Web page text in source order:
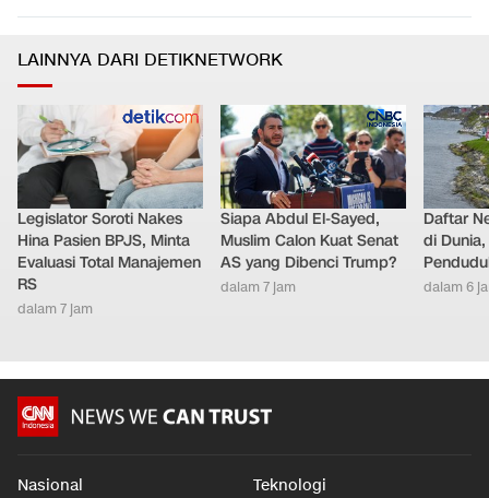
LAINNYA DARI DETIKNETWORK
Legislator Soroti Nakes
Hina Pasien BPJS, Minta
Evaluasi Total Manajemen
RS
dalam 7 jam
Siapa Abdul El-Sayed,
Muslim Calon Kuat Senat
AS yang Dibenci Trump?
dalam 7 jam
Daftar
di
dalam 6
Nasional Teknologi